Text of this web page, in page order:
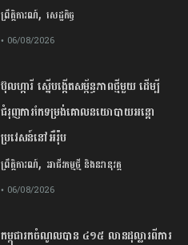
ព្រឹត្តិការណ៍, សេដ្ឋកិច្ច
• 06/08/2026
ប៊ុល​ហ្ការី ​ស្នើ​បង្កើត​សម្ព័ន្ធភាព​ថ្មី​មួយ ​ដើម្បី​
ជំរុញ​ការ​កែទម្រង់​គោលនយោបាយ​អន្តោ
ប្រវេសន៍​នៅអឺរ៉ុប​
ព្រឹត្តិការណ៍, អាជីវកម្មថ្មី និងនវានុវត្ត
• 06/08/2026
កម្ពុជារកចំណូលបាន ៤១៥ លានដុល្លារពីការ